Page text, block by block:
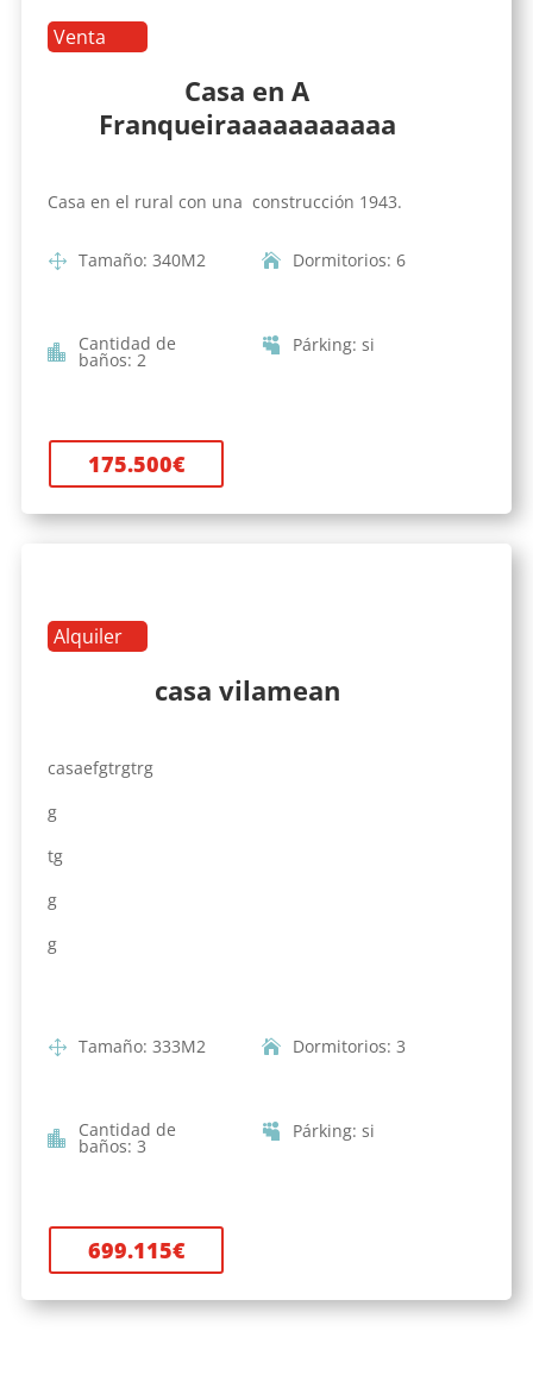
Venta
Casa en A
Franqueiraaaaaaaaaaa
Casa en el rural con una construcción 1943.
Tamaño: 340M2 Dormitorios: 6
Cantidad de
baños: 2
Párking: si
175.500€
Alquiler
casa vilamean
casaefgtrgtrg
g
tg
g
g
Tamaño: 333M2 Dormitorios: 3
Cantidad de
baños: 3
Párking: si
699.115€